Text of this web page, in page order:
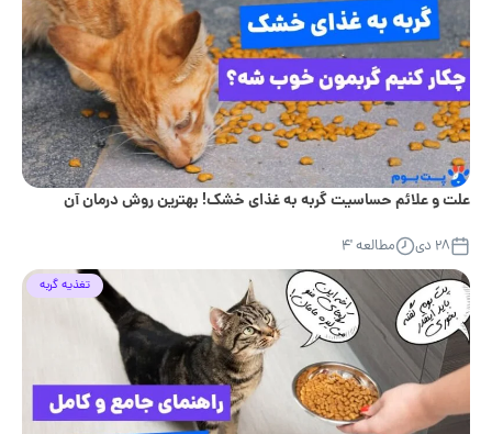
علت و علائم حساسیت گربه به غذای خشک! بهترین روش درمان آن
۲۸ دی مطالعه '۴
تغذیه گربه